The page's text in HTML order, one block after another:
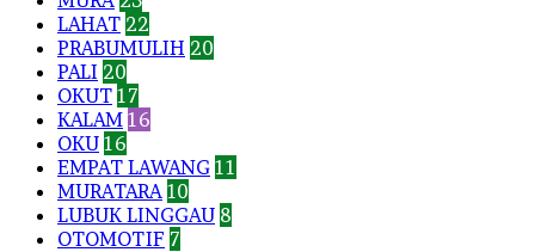
LAHAT 22
PRABUMULIH 20
PALI 20
OKUT 17
KALAM 16
OKU 16
EMPAT LAWANG 11
MURATARA 10
LUBUK LINGGAU 8
OTOMOTIF 7